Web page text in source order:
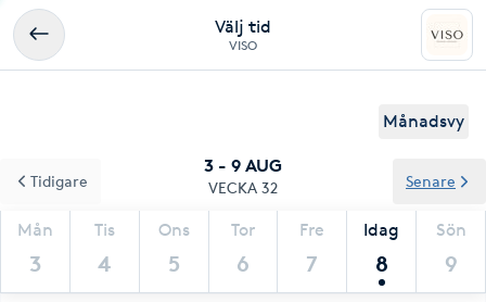
Välj tid
VISO
Månadsvy
3 - 9 AUG
VECKA 32
Mån
3
Tis
4
Ons
5
Tor
6
Fre
7
Idag
8
Sön
9
Tidigare Senare